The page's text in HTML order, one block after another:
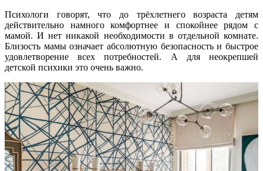
Психологи говорят, что до трёхлетнего возраста детям
действительно намного комфортнее и спокойнее рядом с
мамой. И нет никакой необходимости в отдельной комнате.
Близость мамы означает абсолютную безопасность и быстрое
удовлетворение всех потребностей. А для неокрепшей
детской психики это очень важно.